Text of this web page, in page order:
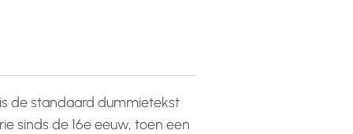
de standaard dummietekst
sinds de 16e eeuw, toen een